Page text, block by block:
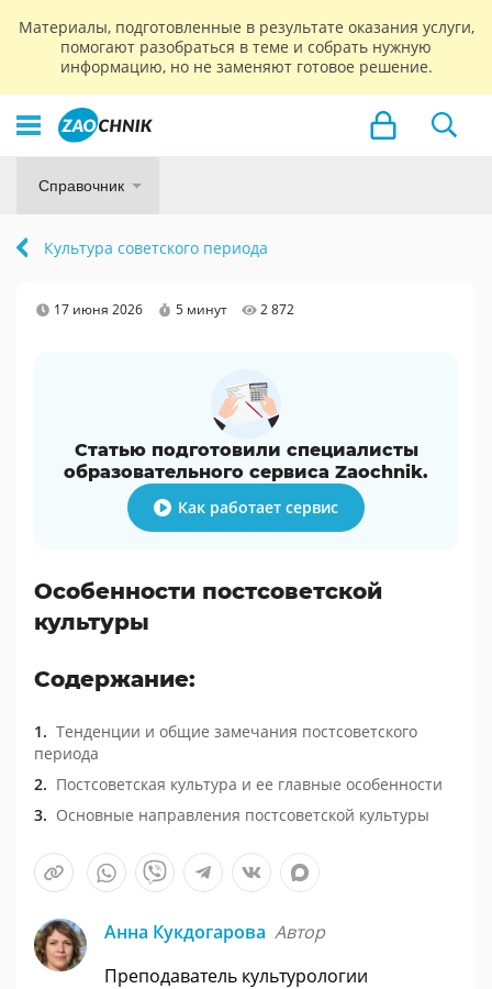
Материалы, подготовленные в результате оказания услуги,
помогают разобраться в теме и собрать нужную
информацию, но не заменяют готовое решение.
Справочник
Культура советского периода
17 июня 2026 5 минут 2 872
Статью подготовили специалисты
образовательного сервиса Zaochnik.
Как работает сервис
Особенности постсоветской
культуры
Содержание:
Тенденции и общие замечания постсоветского
периода
Постсоветская культура и ее главные особенности
Основные направления постсоветской культуры
Анна Кукдогарова Автор
Преподаватель культурологии